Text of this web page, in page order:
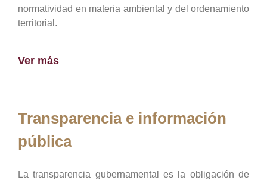
normatividad en materia ambiental y del ordenamiento
territorial.
Ver más
Transparencia e información
pública
La transparencia gubernamental es la obligación de